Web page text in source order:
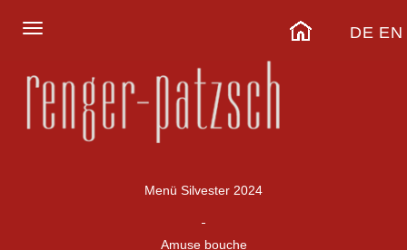
DE EN
Menü Silvester 2024
Amuse bouche